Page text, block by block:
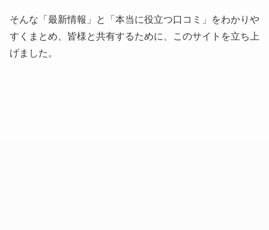
そんな「最新情報」と「本当に役立つ口コミ」をわかりや
すくまとめ、皆様と共有するために、このサイトを立ち上
げました。